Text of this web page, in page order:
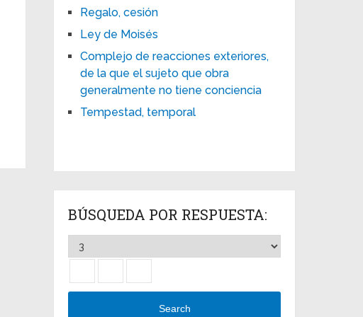
Regalo, cesión
Ley de Moisés
Complejo de reacciones exteriores,
de la que el sujeto que obra
generalmente no tiene conciencia
Tempestad, temporal
BÚSQUEDA POR RESPUESTA:
Search